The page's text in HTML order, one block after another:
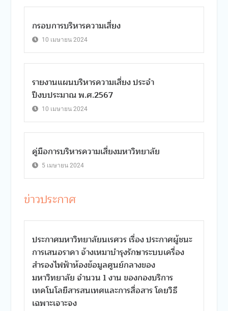
กรอบการบริหารความเสี่ยง
10 เมษายน 2024
รายงานแผนบริหารความเสี่ยง ประจำ
ปีงบประมาณ พ.ศ.2567
10 เมษายน 2024
คู่มือการบริหารความเสี่ยงมหาวิทยาลัย
5 เมษายน 2024
ข่าวประกาศ
ประกาศมหาวิทยาลัยนเรศวร เรื่อง ประกาศผู้ชนะ
การเสนอราคา จ้างเหมาบำรุงรักษาระบบเครื่อง
สำรองไฟฟ้าห้องข้อมูลศูนย์กลางของ
มหาวิทยาลัย จำนวน 1 งาน ของกองบริการ
เทคโนโลยีสารสนเทศและการสื่อสาร โดยวิธี
เฉพาะเจาะจง